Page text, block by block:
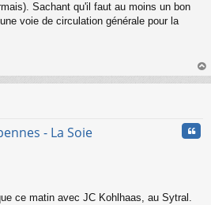
Sachant qu'il faut au moins un bon
voie de circulation générale pour la
au
- La Soie
ce matin avec JC Kohlhaas, au Sytral.